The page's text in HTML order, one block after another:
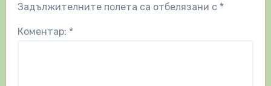
Задължителните полета са отбелязани с *
Коментар: *